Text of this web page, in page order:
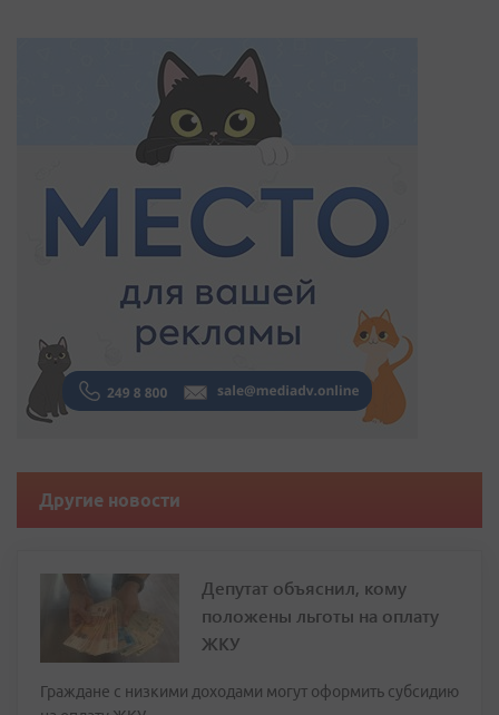
Другие новости
Депутат объяснил, кому
положены льготы на оплату
ЖКУ
Граждане с низкими доходами могут оформить субсидию